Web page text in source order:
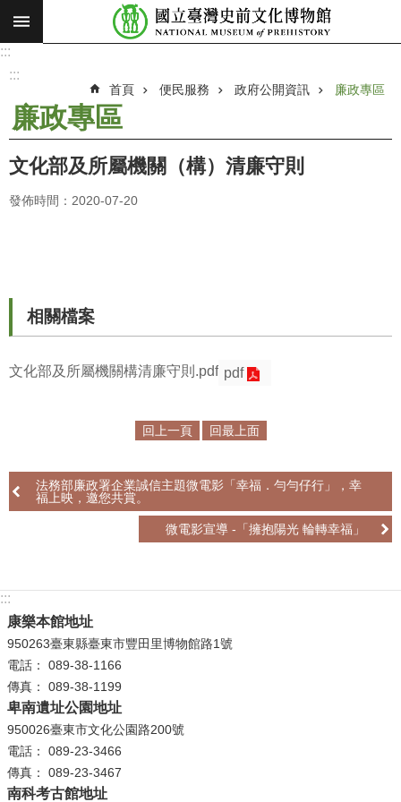
跳到主要內容區塊
搜
願
景
使
命
參
展
探
索
便
民
服
務
性
別
平
:::
:::
首頁 便民服務 政府公開資訊 廉政專區
廉政專區
文化部及所屬機關（構）清廉守則
發佈時間：2020-07-20
相關檔案
文化部及所屬機關構清廉守則.pdf pdf
回上一頁 回最上面
法務部廉政署企業誠信主題微電影「幸福．勻勻仔行」，幸
福上映，邀您共賞。
微電影宣導 -「擁抱陽光 輪轉幸福」
:::
康樂本館地址
950263臺東縣臺東市豐田里博物館路1號
電話： 089-38-1166
傳真： 089-38-1199
卑南遺址公園地址
950026臺東市文化公園路200號
電話： 089-23-3466
傳真： 089-23-3467
南科考古館地址